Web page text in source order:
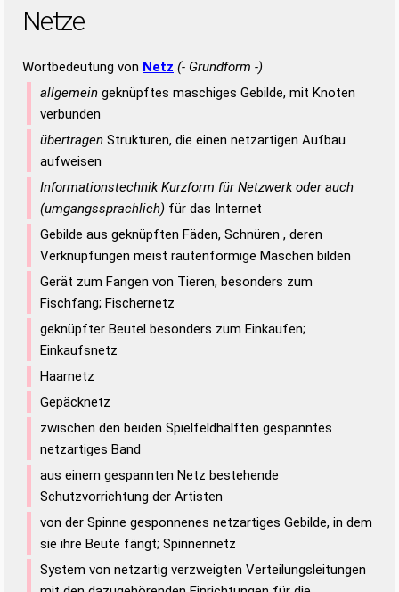
Netze
Wortbedeutung von Netz (- Grundform -)
allgemein geknüpftes maschiges Gebilde, mit Knoten
verbunden
übertragen Strukturen, die einen netzartigen Aufbau
aufweisen
Informationstechnik Kurzform für Netzwerk oder auch
(umgangssprachlich) für das Internet
Gebilde aus geknüpften Fäden, Schnüren , deren
Verknüpfungen meist rautenförmige Maschen bilden
Gerät zum Fangen von Tieren, besonders zum
Fischfang; Fischernetz
geknüpfter Beutel besonders zum Einkaufen;
Einkaufsnetz
Haarnetz
Gepäcknetz
zwischen den beiden Spielfeldhälften gespanntes
netzartiges Band
aus einem gespannten Netz bestehende
Schutzvorrichtung der Artisten
von der Spinne gesponnenes netzartiges Gebilde, in dem
sie ihre Beute fängt; Spinnennetz
System von netzartig verzweigten Verteilungsleitungen